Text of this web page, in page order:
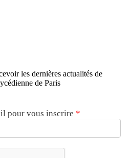
les dernières actualités de
de Paris
pour vous inscrire *